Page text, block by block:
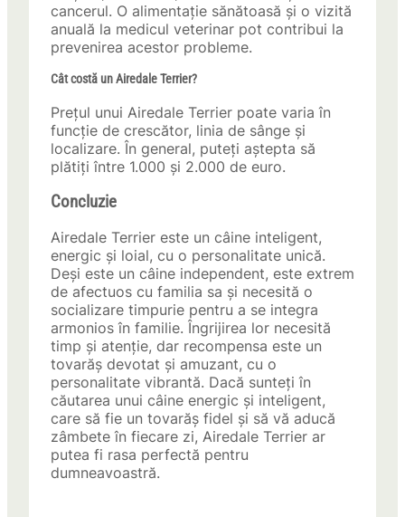
cancerul. O alimentație sănătoasă și o vizită
anuală la medicul veterinar pot contribui la
prevenirea acestor probleme.
Cât costă un Airedale Terrier?
Prețul unui Airedale Terrier poate varia în
funcție de crescător, linia de sânge și
localizare. În general, puteți aștepta să
plătiți între 1.000 și 2.000 de euro.
Concluzie
Airedale Terrier este un câine inteligent,
energic și loial, cu o personalitate unică.
Deși este un câine independent, este extrem
de afectuos cu familia sa și necesită o
socializare timpurie pentru a se integra
armonios în familie. Îngrijirea lor necesită
timp și atenție, dar recompensa este un
tovarăș devotat și amuzant, cu o
personalitate vibrantă. Dacă sunteți în
căutarea unui câine energic și inteligent,
care să fie un tovarăș fidel și să vă aducă
zâmbete în fiecare zi, Airedale Terrier ar
putea fi rasa perfectă pentru
dumneavoastră.